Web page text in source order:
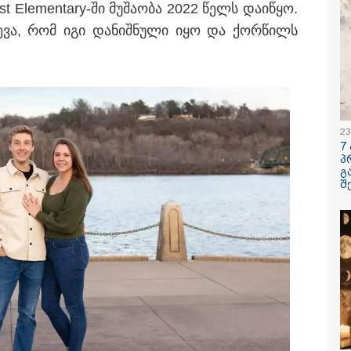
"მეტასგან"
მონაცემები? - რას
კითხვაზე ნია
ადვოკატი
09:25 / 07-08-
კოშმარი
- "სფერო
განაჩენი
სასჯელი
სოფიკო
და გივი
06-08-2026
მის მეგობრებს
გაბაშვილს
მალანიას
თითქოსდა მისი
გიგა
ზედმეტ
იჩენდა მის
რითაც
წააქეზა" -
19:33 / 06-08-
რა
იმნაძეს? -
კატეგორიის ყველა სიახლე
Elementary-ში მუ­შა­ო­ბა 2022 წელს და­ი­წყო.
რომ იგი და­ნიშ­ნუ­ლი იყო და ქორ­წილს
7